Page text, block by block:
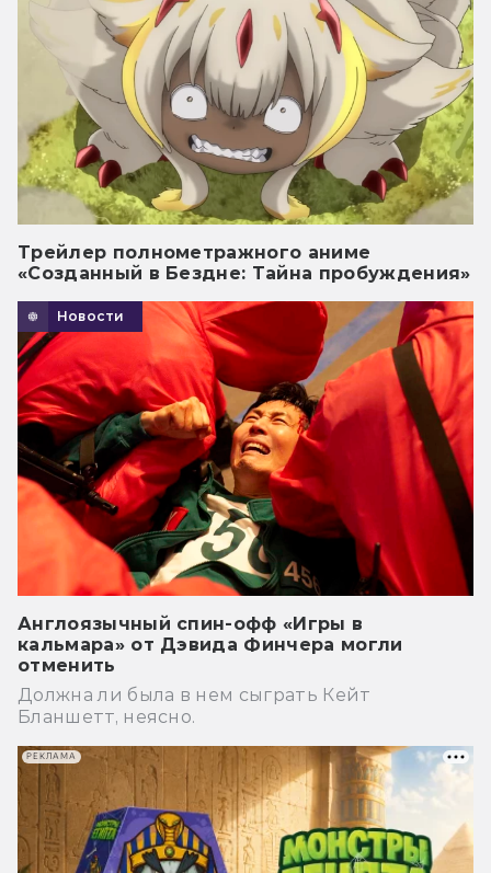
Трейлер полнометражного аниме
«Созданный в Бездне: Тайна пробуждения»
Новости
Англоязычный спин-офф «Игры в
кальмара» от Дэвида Финчера могли
отменить
Должна ли была в нем сыграть Кейт
Бланшетт, неясно.
РЕКЛАМА